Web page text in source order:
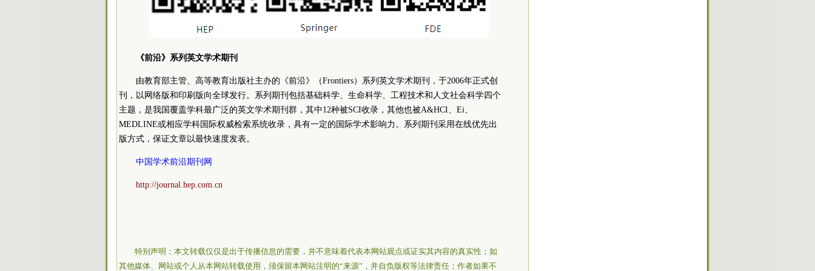
《前沿》系列英文学术期刊
由教育部主管、高等教育出版社主办的《前沿》（Frontiers）系列英文学术期刊，于2006年正式创
刊，以网络版和印刷版向全球发行。系列期刊包括基础科学、生命科学、工程技术和人文社会科学四个
主题，是我国覆盖学科最广泛的英文学术期刊群，其中12种被SCI收录，其他也被A&HCI、Ei、
MEDLINE或相应学科国际权威检索系统收录，具有一定的国际学术影响力。系列期刊采用在线优先出
版方式，保证文章以最快速度发表。
中国学术前沿期刊网
http://journal.hep.com.cn
特别声明：本文转载仅仅是出于传播信息的需要，并不意味着代表本网站观点或证实其内容的真实性；如
其他媒体、网站或个人从本网站转载使用，须保留本网站注明的“来源”，并自负版权等法律责任；作者如果不